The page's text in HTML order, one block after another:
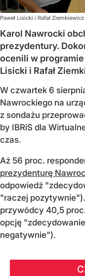
Paweł Lisicki i Rafał Ziemkiewicz
Karol Nawrocki
prezydentury.
ocenili w programie
Lisicki i Rafał
W czwartek 6
Nawrockiego na
z sondażu
by IBRiS dla
czas.
Aż 56 proc.
prezydenturę
odpowiedź
"raczej
przywódcy 40,5
opcję
negatywnie").